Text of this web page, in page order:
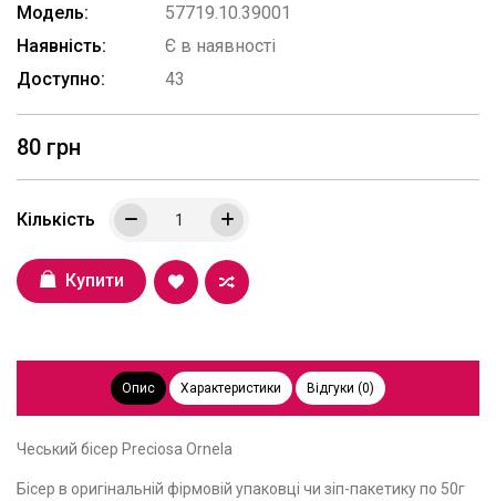
Модель:
57719.10.39001
Наявність:
Є в наявності
Доступно:
43
80 грн
Кількість
Купити
Опис Характеристики Відгуки (0)
Чеський бісер Preciosa Ornela
Бісер в оригінальній фірмовій упаковці чи зіп-пакетику по 50г